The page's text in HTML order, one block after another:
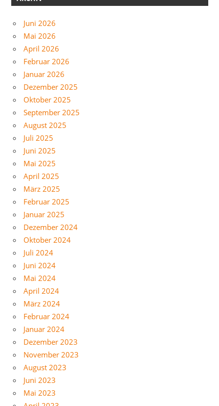
Juni 2026
Mai 2026
April 2026
Februar 2026
Januar 2026
Dezember 2025
Oktober 2025
September 2025
August 2025
Juli 2025
Juni 2025
Mai 2025
April 2025
März 2025
Februar 2025
Januar 2025
Dezember 2024
Oktober 2024
Juli 2024
Juni 2024
Mai 2024
April 2024
März 2024
Februar 2024
Januar 2024
Dezember 2023
November 2023
August 2023
Juni 2023
Mai 2023